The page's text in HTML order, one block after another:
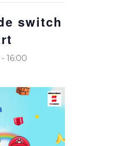
switch
- 16:00